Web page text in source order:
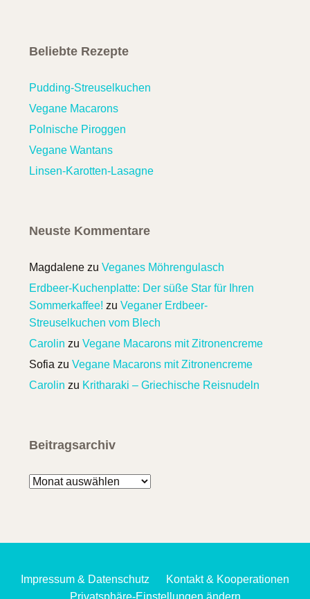
Beliebte Rezepte
Pudding-Streuselkuchen
Vegane Macarons
Polnische Piroggen
Vegane Wantans
Linsen-Karotten-Lasagne
Neuste Kommentare
Magdalenezu Veganes Möhrengulasch
Erdbeer-Kuchenplatte: Der süße Star für Ihren
Sommerkaffee! zu Veganer Erdbeer-
Streuselkuchen vom Blech
Carolin zu Vegane Macarons mit Zitronencreme
Sofia zu Vegane Macarons mit Zitronencreme
Carolin zu Kritharaki – Griechische Reisnudeln
Beitragsarchiv
Beitragsarchiv
Impressum & Datenschutz
Kontakt & Kooperationen
Privatsphäre-Einstellungen ändern